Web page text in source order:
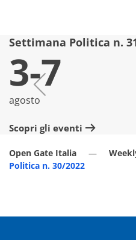
Settimana Politica n.
3-7
agosto
Scopri gli eventi
Open Gate Italia
Politica n. 30/2022